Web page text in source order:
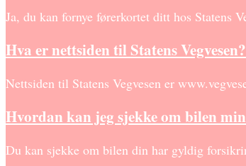
Ja, du kan fornye førerkortet ditt hos Statens
Hva er nettsiden til Statens Vegvesen?
Nettsiden til Statens Vegvesen er
Hvordan kan jeg sjekke om bilen
Du kan sjekke om bilen din har gyldig